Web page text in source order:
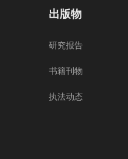
出版物
研究报告
书籍刊物
执法动态